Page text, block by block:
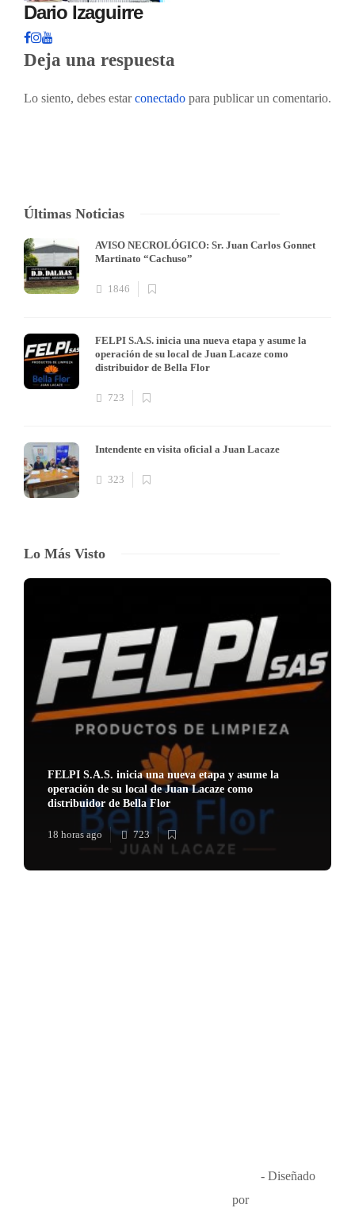
Dario Izaguirre
Deja una respuesta
Lo siento, debes estarconectado para publicar un comentario.
Últimas Noticias
AVISO NECROLÓGICO: Sr. Juan Carlos Gonnet
Martinato “Cachuso”
1846
FELPI S.A.S. inicia una nueva etapa y asume la
operación de su local de Juan Lacaze como
distribuidor de Bella Flor
723
Intendente en visita oficial a Juan Lacaze
323
Lo Más Visto
FELPI S.A.S. inicia una nueva etapa y asume la
operación de su local de Juan Lacaze como
distribuidor de Bella Flor
18 horas ago 723
- Diseñado
por